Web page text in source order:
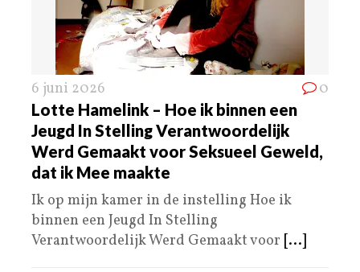
6 juni 2026 0
Lotte Hamelink – Hoe ik binnen een
Jeugd In Stelling Verantwoordelijk
Werd Gemaakt voor Seksueel Geweld,
dat ik Mee maakte
Ik op mijn kamer in de instelling Hoe ik
binnen een Jeugd In Stelling
Verantwoordelijk Werd Gemaakt voor [...]